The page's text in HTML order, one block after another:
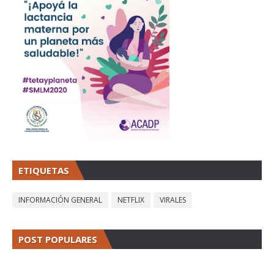
ETIQUETAS
INFORMACIÓN GENERAL NETFLIX VIRALES
POST POPULARES